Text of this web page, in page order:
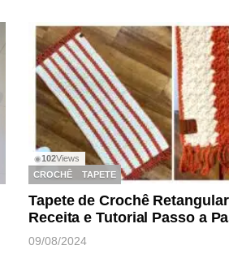
◉102Views
CROCHÊ
TAPETE
Tapete de Crochê
Receita e Tutorial Passo a
09/08/2024